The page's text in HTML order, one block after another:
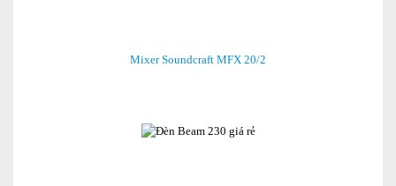
Mixer Soundcraft MFX 20/2